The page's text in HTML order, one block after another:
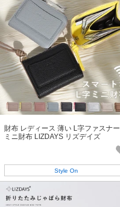
財布 レディース 薄い L字ファスナー
ミニ財布 LIZDAYS リズデイズ
Style On